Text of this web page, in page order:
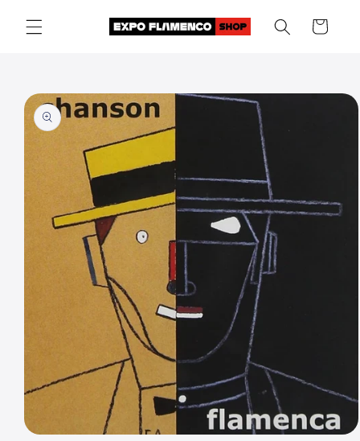
content
Cart
Skip to
product
information